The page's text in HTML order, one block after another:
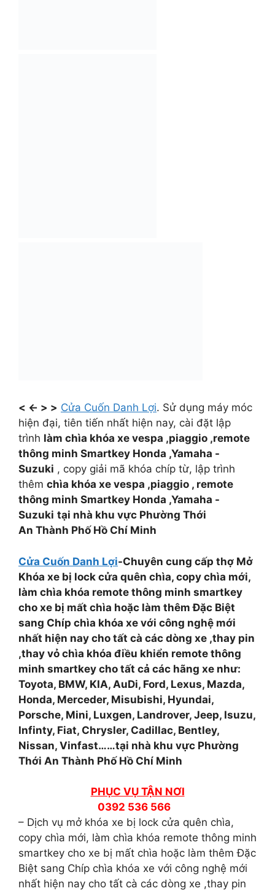
< <- > > Cửa Cuốn Danh Lợi. Sử dụng máy móc
hiện đại, tiên tiến nhất hiện nay, cài đặt lập
trình làm chìa khóa xe vespa ,piaggio ,remote
thông minh Smartkey Honda ,Yamaha -
Suzuki , copy giải mã khóa chíp từ, lập trình
thêm chìa khóa xe vespa ,piaggio , remote
thông minh Smartkey Honda ,Yamaha -
Suzuki tại nhà khu vực Phường Thới
An Thành Phố Hồ Chí Minh
Cửa Cuốn Danh Lợi-Chuyên cung cấp thợ Mở
Khóa xe bị lock cửa quên chìa, copy chìa mới,
làm chìa khóa remote thông minh smartkey
cho xe bị mất chìa hoặc làm thêm Đặc Biệt
sang Chíp chìa khóa xe với công nghệ mới
nhất hiện nay cho tất cà các dòng xe ,thay pin
,thay vỏ chìa khóa điều khiển remote thông
minh smartkey cho tất cả các hãng xe như:
Toyota, BMW, KIA, AuDi, Ford, Lexus, Mazda,
Honda, Merceder, Misubishi, Hyundai,
Porsche, Mini, Luxgen, Landrover, Jeep, Isuzu,
Infinty, Fiat, Chrysler, Cadillac, Bentley,
Nissan, Vinfast……tại nhà khu vực Phường
Thới An Thành Phố Hồ Chí Minh
PHỤC VỤ TẬN NƠI
0392 536 566
– Dịch vụ mở khóa xe bị lock cửa quên chìa,
copy chìa mới, làm chìa khóa remote thông minh
smartkey cho xe bị mất chìa hoặc làm thêm Đặc
Biệt sang Chíp chìa khóa xe với công nghệ mới
nhất hiện nay cho tất cà các dòng xe ,thay pin